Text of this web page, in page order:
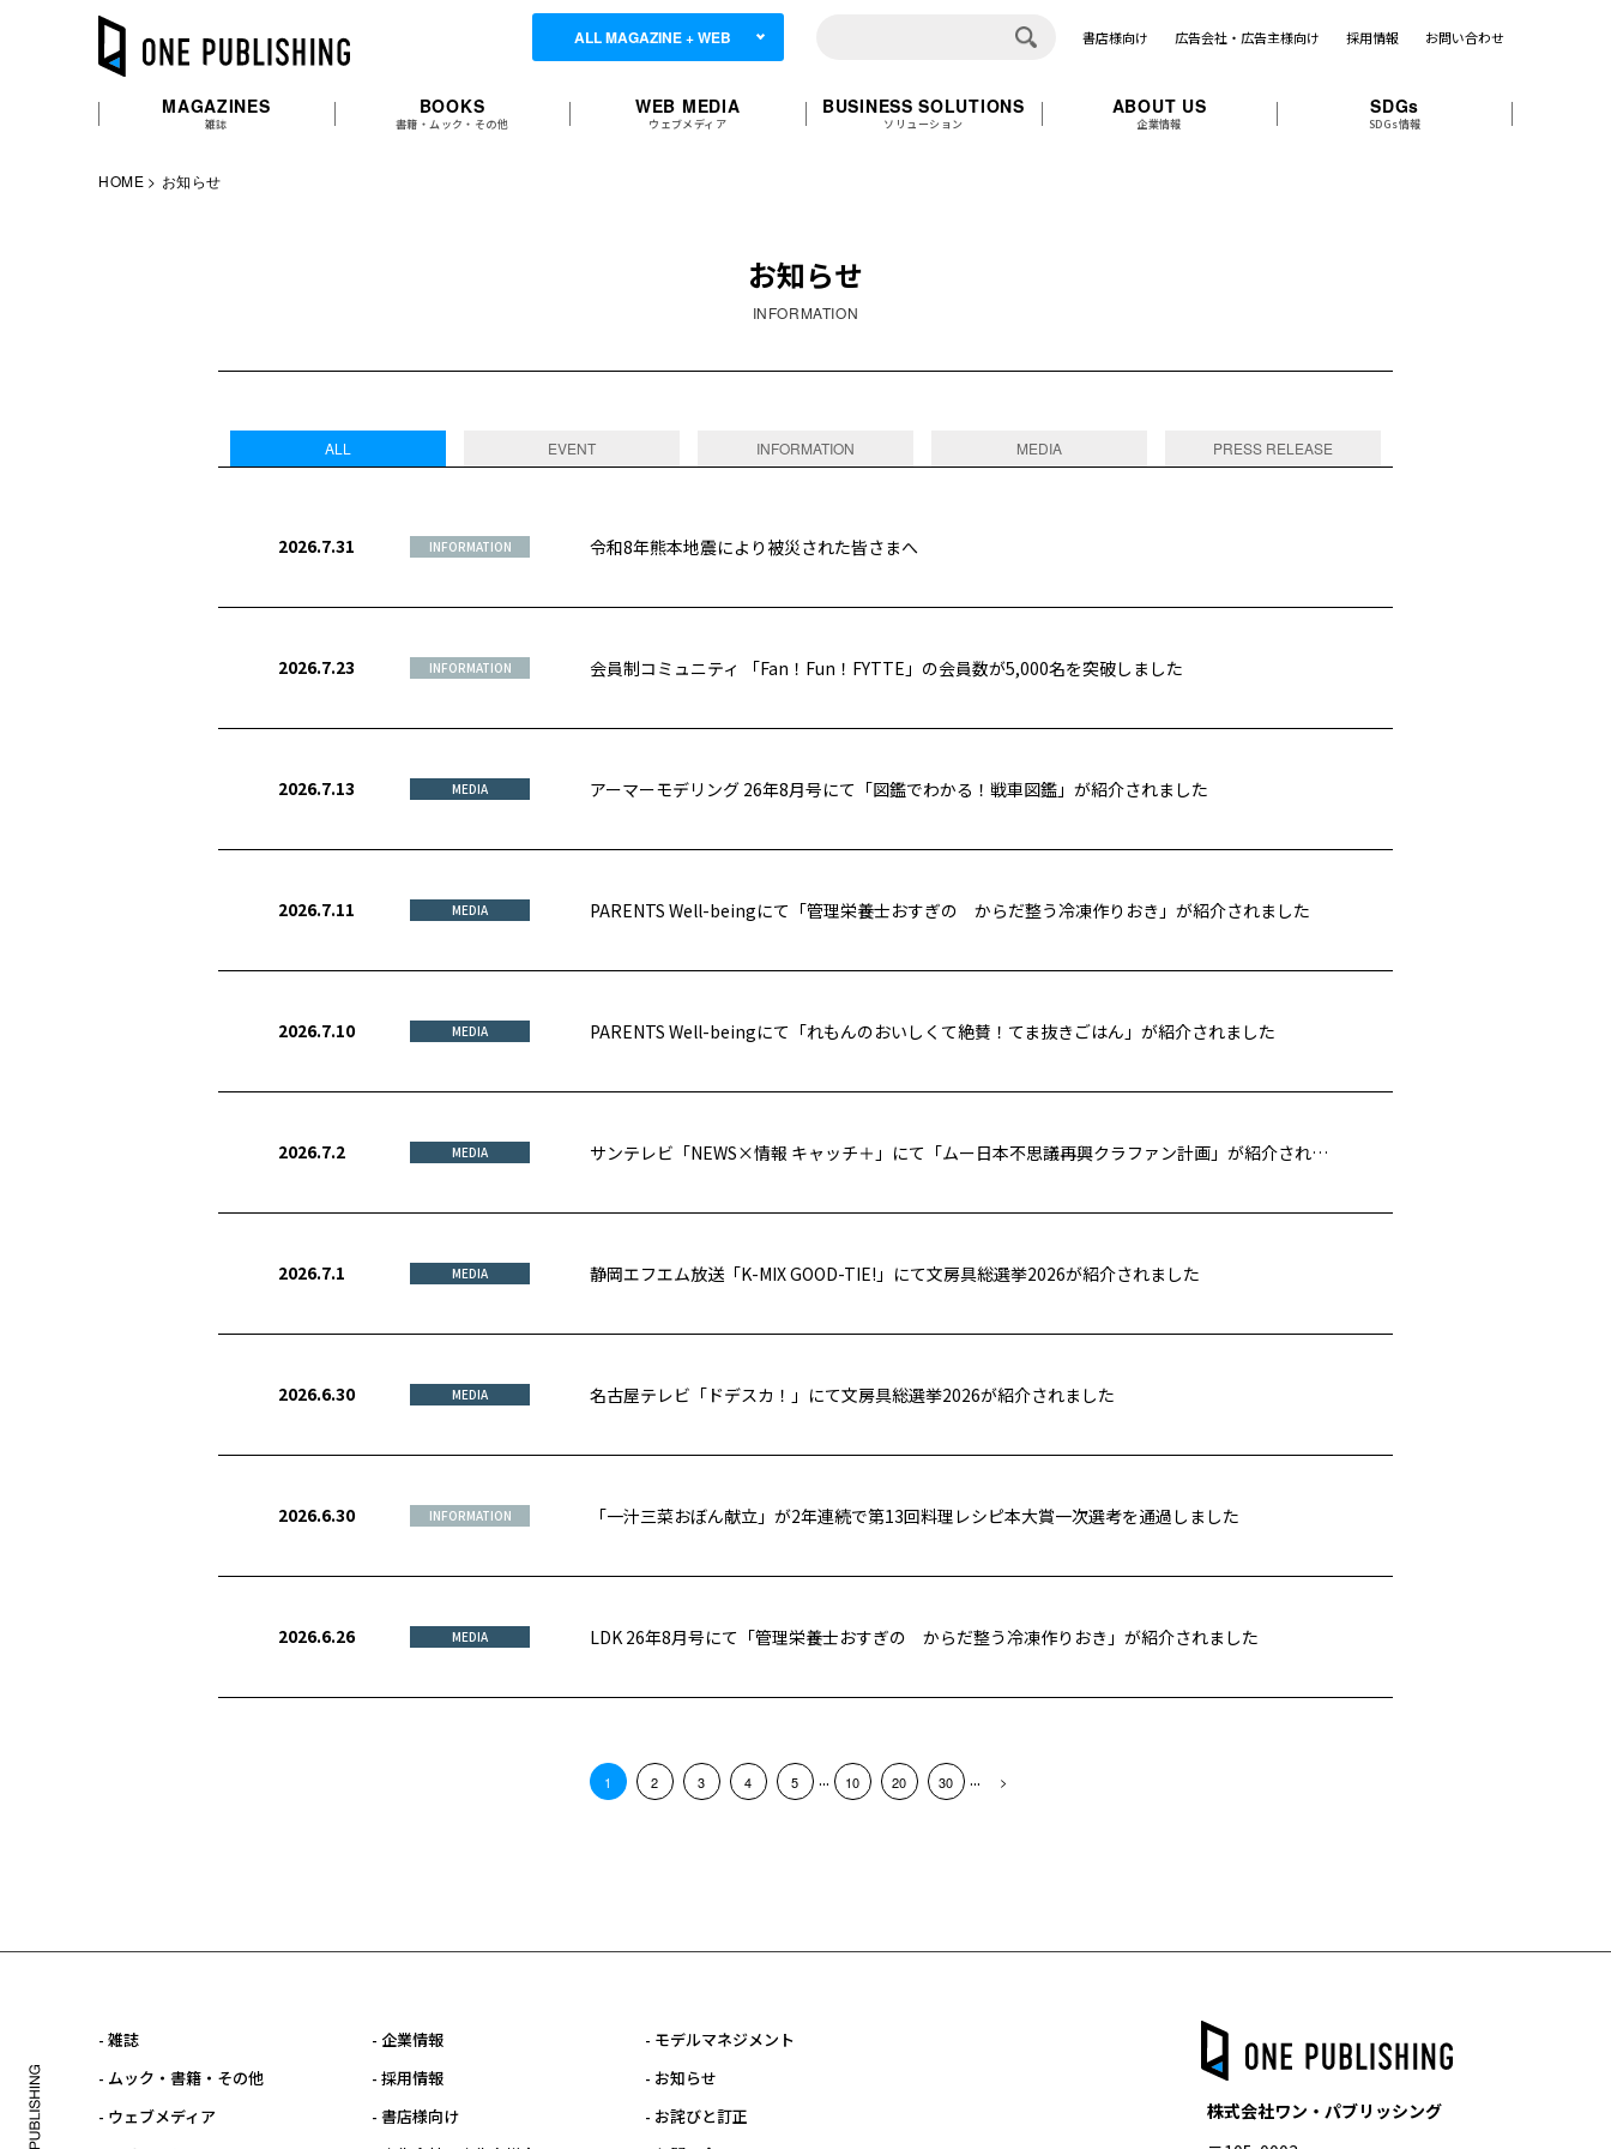
ALL MAGAZINE + WEB 書店様向け 広告会社・広告主様向け 採用情報 お問い合わせ
MAGAZINES
雑誌
BOOKS
書籍・ムック・その他
WEB MEDIA
ウェブメディア
BUSINESS SOLUTIONS
ソリューション
ABOUT US
企業情報
SDGs
SDGs情報
HOME お知らせ
お知らせ
INFORMATION
ALL EVENT INFORMATION MEDIA PRESS RELEASE
INFORMATION
2026.7.31 令和8年熊本地震により被災された皆さまへ
INFORMATION
2026.7.23 会員制コミュニティ 「Fan！Fun！FYTTE」の会員数が5,000名を突破しました
MEDIA
2026.7.13 アーマーモデリング 26年8月号にて「図鑑でわかる！戦車図鑑」が紹介されました
MEDIA
2026.7.11 PARENTS Well-beingにて「管理栄養士おすぎの からだ整う冷凍作りおき」が紹介されました
MEDIA
2026.7.10 PARENTS Well-beingにて「れもんのおいしくて絶賛！てま抜きごはん」が紹介されました
MEDIA
2026.7.2 サンテレビ「NEWS×情報 キャッチ＋」にて「ムー日本不思議再興クラファン計画」が紹介されました
MEDIA
2026.7.1 静岡エフエム放送「K-MIX GOOD-TIE!」にて文房具総選挙2026が紹介されました
MEDIA
2026.6.30 名古屋テレビ「ドデスカ！」にて文房具総選挙2026が紹介されました
INFORMATION
2026.6.30 「一汁三菜おぼん献立」が2年連続で第13回料理レシピ本大賞一次選考を通過しました
MEDIA
2026.6.26 LDK 26年8月号にて「管理栄養士おすぎの からだ整う冷凍作りおき」が紹介されました
1 2 3 4 5 ... 10 20 30 ...
- 雑誌
- ムック・書籍・その他
- ウェブメディア
- 企業情報
- 採用情報
- 書店様向け
- モデルマネジメント
- お知らせ
- お詫びと訂正
株式会社ワン・パブリッシング